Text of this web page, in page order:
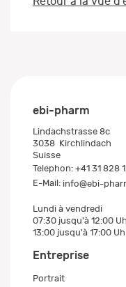
ebi-pharm
Lindachstrasse 8c
3038 Kirchlindach
Suisse
Telephon: +41 31 828
E-Mail: info@ebi-
Lundi à vendredi
07:30 jusqu'à 12:00
13:00 jusqu'à 17:00
Entreprise
Portrait